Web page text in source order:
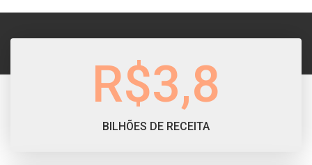
R$3,8
BILHÕES DE RECEITA